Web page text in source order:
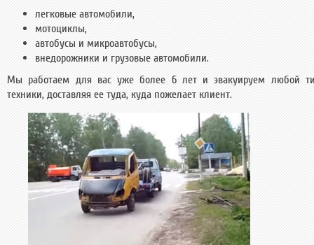
легковые автомобили,
мотоциклы,
автобусы и микроавтобусы,
внедорожники и грузовые автомобили.
Мы работаем для вас уже более 6 лет и эвакуируем любой
техники, доставляя ее туда, куда пожелает клиент.